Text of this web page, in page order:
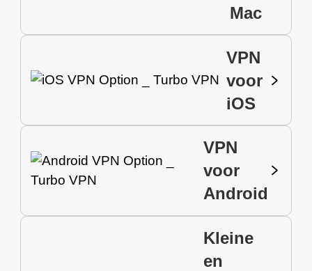
Mac
VPN
voor
iOS
VPN
voor
Android
Kleine
en